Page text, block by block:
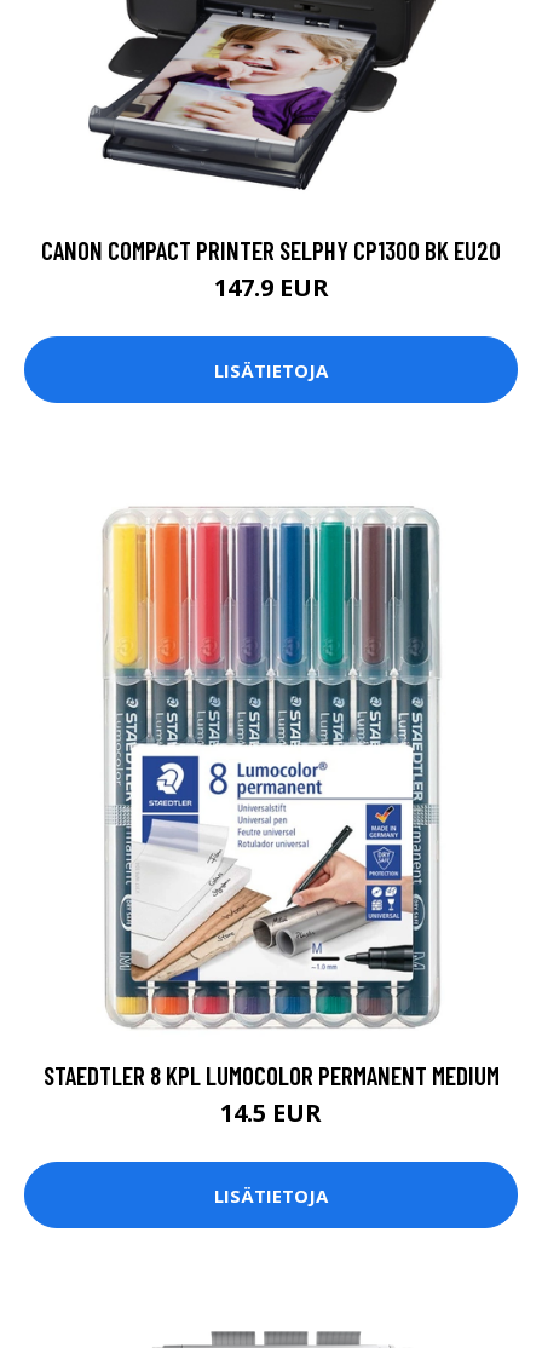
CANON COMPACT PRINTER SELPHY CP1300 BK EU20
147.9 EUR
LISÄTIETOJA
STAEDTLER 8 KPL LUMOCOLOR PERMANENT MEDIUM
14.5 EUR
LISÄTIETOJA